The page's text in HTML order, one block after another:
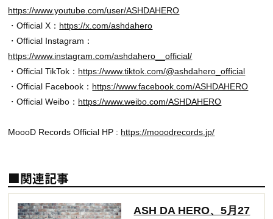
https://www.youtube.com/user/ASHDAHERO
・Official X： https://x.com/ashdahero
・Official Instagram：
https://www.instagram.com/ashdahero__official/
・Official TikTok： https://www.tiktok.com/@ashdahero_official
・Official Facebook： https://www.facebook.com/ASHDAHERO
・Official Weibo： https://www.weibo.com/ASHDAHERO
MoooD Records Official HP : https://mooodrecords.jp/
■関連記事
ASH DA HERO、5月27